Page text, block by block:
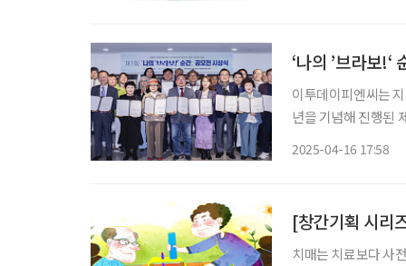
‘나의 ’브라보!‘
이투데이피엔씨는
년을 기념해 진행된
2025-04-16 17:58
[창간기획 시리
치매는 치료보다 사